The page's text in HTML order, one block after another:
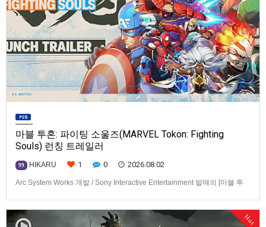
마블 투혼: 파이팅 소울즈(MARVEL Tokon: Fighting
Souls) 런칭 트레일러
99 HIKARU 1 0 2026.08.02
Arc System Works 개발 / Sony Interactive Entertainment 발매의 [마블 투
로 예정.
Hot